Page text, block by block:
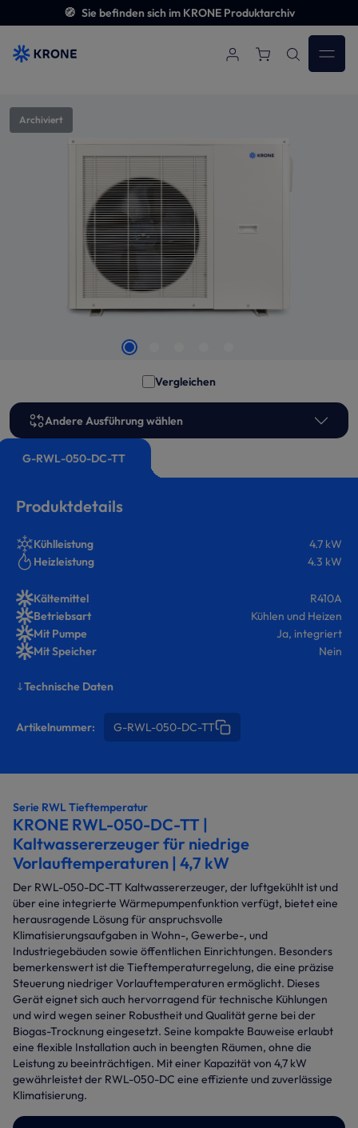
Zum Hauptinhalt springen
🧭 Sie befinden sich im KRONE Produktarchiv
Archiviert
Bildergalerie überspringen
Vergleichen
G-RWL-050-DC-TT
Andere Ausführung wählen
Produktdetails
Kühlleistung
4.7 kW
Heizleistung
4.3 kW
Kältemittel
R410A
Betriebsart
Kühlen und Heizen
Mit Pumpe
Ja, integriert
Mit Speicher
Nein
Technische Daten
Artikelnummer: G-RWL-050-DC-TT
Serie RWL Tieftemperatur
KRONE RWL-050-DC-TT |
Kaltwassererzeuger für niedrige
Vorlauftemperaturen | 4,7 kW
Der RWL-050-DC-TT Kaltwassererzeuger, der luftgekühlt ist und
über eine integrierte Wärmepumpenfunktion verfügt, bietet eine
herausragende Lösung für anspruchsvolle
Klimatisierungsaufgaben in Wohn-, Gewerbe-, und
Industriegebäuden sowie öffentlichen Einrichtungen. Besonders
bemerkenswert ist die Tieftemperaturregelung, die eine präzise
Steuerung niedriger Vorlauftemperaturen ermöglicht. Dieses
Gerät eignet sich auch hervorragend für technische Kühlungen
und wird wegen seiner Robustheit und Qualität gerne bei der
Biogas-Trocknung eingesetzt. Seine kompakte Bauweise erlaubt
eine flexible Installation auch in beengten Räumen, ohne die
Leistung zu beeinträchtigen. Mit einer Kapazität von 4,7 kW
gewährleistet der RWL-050-DC eine effiziente und zuverlässige
Klimatisierung.